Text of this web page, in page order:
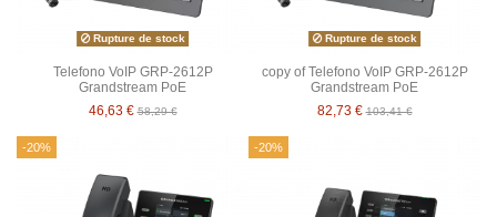
Rupture de stock
Telefono VoIP GRP-2612P
Grandstream PoE
46,63 €58,29 €
Rupture de stock
copy of Telefono VoIP GRP-2612P
Grandstream PoE
82,73 €103,41 €
-20% -20%